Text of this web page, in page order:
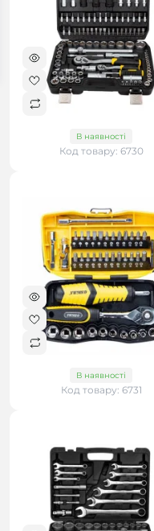
В наявності
Код товару: 6730
В наявності
Код товару: 6731